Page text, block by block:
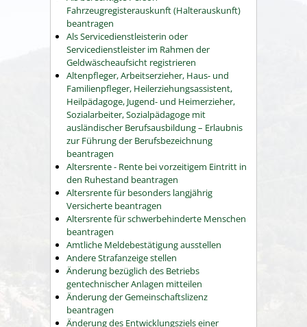
Fahrzeugregisterauskunft (Halterauskunft)
beantragen
Als Servicedienstleisterin oder
Servicedienstleister im Rahmen der
Geldwäscheaufsicht registrieren
Altenpfleger, Arbeitserzieher, Haus- und
Familienpfleger, Heilerziehungsassistent,
Heilpädagoge, Jugend- und Heimerzieher,
Sozialarbeiter, Sozialpädagoge mit
ausländischer Berufsausbildung – Erlaubnis
zur Führung der Berufsbezeichnung
beantragen
Altersrente - Rente bei vorzeitigem Eintritt in
den Ruhestand beantragen
Altersrente für besonders langjährig
Versicherte beantragen
Altersrente für schwerbehinderte Menschen
beantragen
Amtliche Meldebestätigung ausstellen
Andere Strafanzeige stellen
Änderung bezüglich des Betriebs
gentechnischer Anlagen mitteilen
Änderung der Gemeinschaftslizenz
beantragen
Änderung des Entwicklungsziels einer